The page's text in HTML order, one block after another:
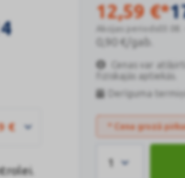
€
12,59 €*
Akcijas periods
0,90 € /gab.
Cenas var
fiziskajās aptiekās.
Derīguma
* Cena grozā
1